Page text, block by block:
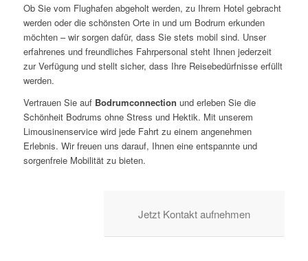
Ob Sie vom Flughafen abgeholt werden, zu Ihrem Hotel gebracht
werden oder die schönsten Orte in und um Bodrum erkunden
möchten – wir sorgen dafür, dass Sie stets mobil sind. Unser
erfahrenes und freundliches Fahrpersonal steht Ihnen jederzeit
zur Verfügung und stellt sicher, dass Ihre Reisebedürfnisse erfüllt
werden.
Vertrauen Sie auf Bodrumconnection und erleben Sie die
Schönheit Bodrums ohne Stress und Hektik. Mit unserem
Limousinenservice wird jede Fahrt zu einem angenehmen
Erlebnis. Wir freuen uns darauf, Ihnen eine entspannte und
sorgenfreie Mobilität zu bieten.
Jetzt Kontakt aufnehmen